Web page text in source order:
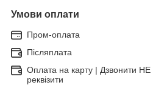
Умови оплати
Пром-оплата
Післяплата
Оплата на карту | Дзвонити
реквізити